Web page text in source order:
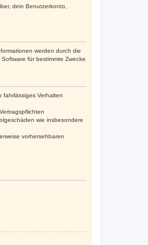
dein Benutzerkonto,
werden durch die
für bestimmte Zwecke
fahrlässiges Verhalten
wie insbesondere
vorhersehbaren